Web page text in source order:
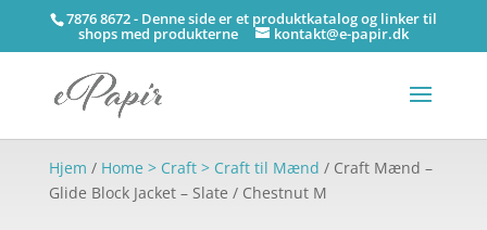
7876 8672 - Denne side er et produktkatalog og linker til
shops med produkterne kontakt@e-papir.dk
Hjem / Home > Craft > Craft til Mænd / Craft Mænd –
Glide Block Jacket – Slate / Chestnut M